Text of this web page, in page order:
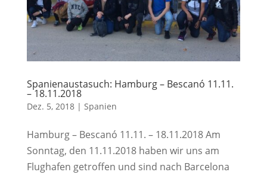
Spanienaustasuch: Hamburg – Bescanó 11.11.
– 18.11.2018
Dez. 5, 2018| Spanien
Hamburg – Bescanó 11.11. – 18.11.2018 Am
Sonntag, den 11.11.2018 haben wir uns am
Flughafen getroffen und sind nach Barcelona